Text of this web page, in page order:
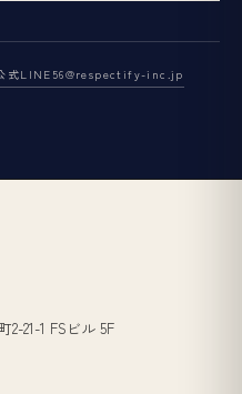
式LINE56@respectify-inc.jp
2-21-1 FSビル 5F